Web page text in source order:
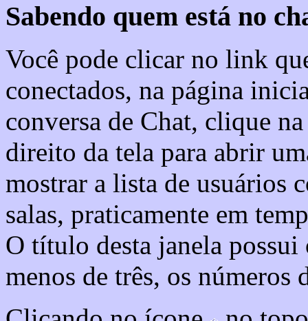
Sabendo quem está no
Você pode clicar no link
conectados, na página
conversa de Chat, clique
direito da tela para abrir
mostrar a lista de usuários
salas, praticamente em
O título desta janela possui
menos de três, os números